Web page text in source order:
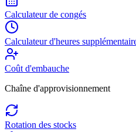
Calculateur de congés
Calculateur d'heures
Coût d'embauche
Chaîne d'approvisionnement
Rotation des stocks